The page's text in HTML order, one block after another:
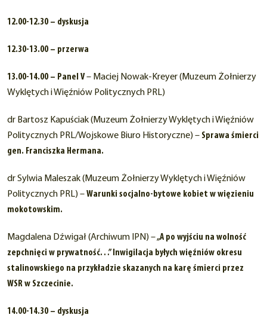
12.00-12.30 – dyskusja
12.30-13.00 – przerwa
13.00-14.00 – Panel V– Maciej Nowak-Kreyer (Muzeum Żołnierzy
Wyklętych i Więźniów Politycznych PRL)
dr Bartosz Kapuściak (Muzeum Żołnierzy Wyklętych i Więźniów
Politycznych PRL/Wojskowe Biuro Historyczne) – Sprawa śmierci
gen. Franciszka Hermana.
dr Sylwia Maleszak (Muzeum Żołnierzy Wyklętych i Więźniów
Politycznych PRL) –Warunki socjalno-bytowe kobiet w więzieniu
mokotowskim.
Magdalena Dźwigał (Archiwum IPN) –„A po wyjściu na wolność
zepchnięci w prywatność…” Inwigilacja byłych więźniów okresu
stalinowskiego na przykładzie skazanych na karę śmierci przez
WSR w Szczecinie.
14.00-14.30 – dyskusja